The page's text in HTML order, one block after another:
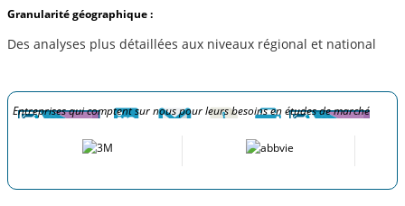
Granularité géographique :
Des analyses plus détaillées aux niveaux régional et national
Entreprises qui comptent sur nous pour leurs besoins en études de marché